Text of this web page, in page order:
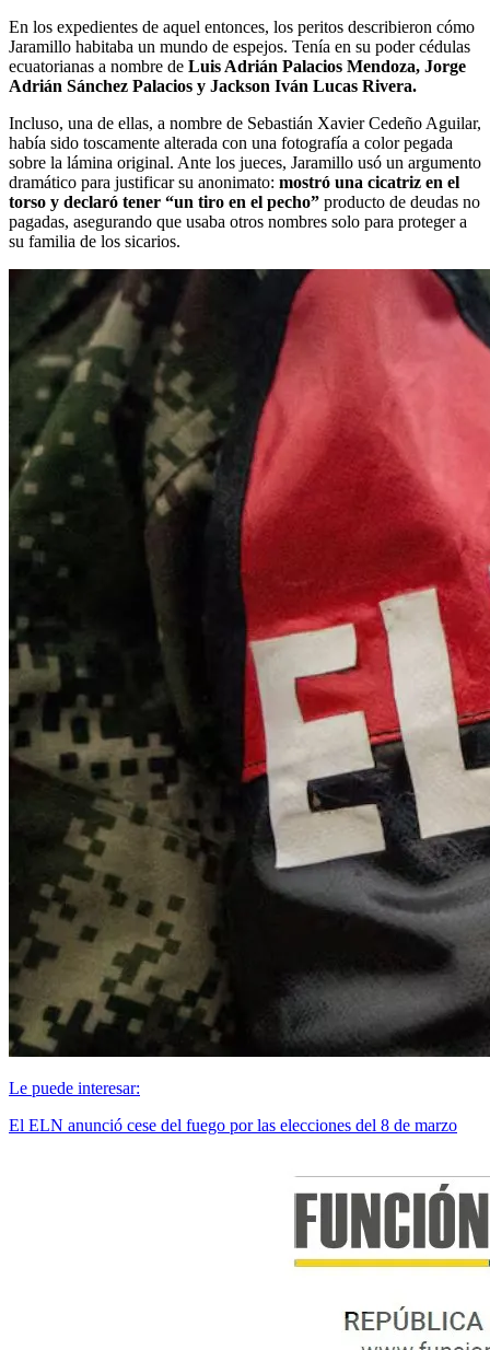
En los expedientes de aquel entonces, los peritos describieron cómo
Jaramillo habitaba un mundo de espejos. Tenía en su poder cédulas
ecuatorianas a nombre de Luis Adrián Palacios Mendoza, Jorge
Adrián Sánchez Palacios y Jackson Iván Lucas Rivera.
Incluso, una de ellas, a nombre de Sebastián Xavier Cedeño Aguilar,
había sido toscamente alterada con una fotografía a color pegada
sobre la lámina original. Ante los jueces, Jaramillo usó un argumento
dramático para justificar su anonimato: mostró una cicatriz en el
torso y declaró tener “un tiro en el pecho” producto de deudas no
pagadas, asegurando que usaba otros nombres solo para proteger a
su familia de los sicarios.
Le puede interesar:
El ELN anunció cese del fuego por las elecciones del 8 de marzo